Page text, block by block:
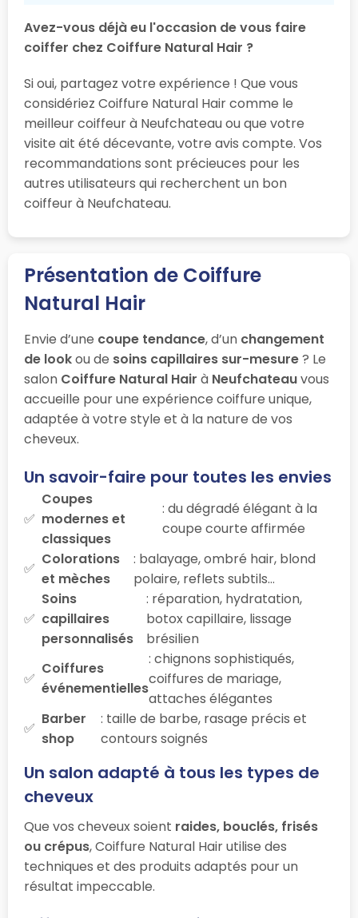
Avez-vous déjà eu l'occasion de vous faire
coiffer chez Coiffure Natural Hair ?
Si oui, partagez votre expérience ! Que vous
considériez Coiffure Natural Hair comme le
meilleur coiffeur à Neufchateau ou que votre
visite ait été décevante, votre avis compte. Vos
recommandations sont précieuces pour les
autres utilisateurs qui recherchent un bon
coiffeur à Neufchateau.
Présentation de Coiffure
Natural Hair
Envie d’une coupe tendance, d’un changement
de lookou de soins capillaires sur-mesure? Le
salon Coiffure Natural Hair à Neufchateauvous
accueille pour une expérience coiffure unique,
adaptée à votre style et à la nature de vos
cheveux.
Un savoir-faire pour toutes les envies
Coupes
modernes et
classiques
: du dégradé élégant à la
coupe courte affirmée
Colorations
et mèches
: balayage, ombré hair, blond
polaire, reflets subtils…
Soins
capillaires
personnalisés
: réparation, hydratation,
botox capillaire, lissage
brésilien
Coiffures
événementielles
: chignons sophistiqués,
coiffures de mariage,
attaches élégantes
Barber
shop
: taille de barbe, rasage précis et
contours soignés
Un salon adapté à tous les types de
cheveux
Que vos cheveux soient raides, bouclés, frisés
ou crépus, Coiffure Natural Hair utilise des
techniques et des produits adaptés pour un
résultat impeccable.